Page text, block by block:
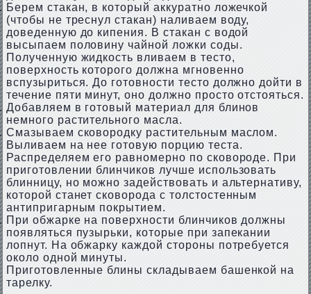
Берем стакан, в который аккуратно ложечкой
(чтобы не треснул стакан) наливаем воду,
доведенную до кипения. В стакан с водой
высыпаем половину чайной ложки соды.
Полученную жидкость вливаем в тесто,
поверхность которого должна мгновенно
вспузыриться. До готовности тесто должно дойти в
течение пяти минут, оно должно просто отстояться.
Добавляем в готовый материал для блинов
немного растительного масла.
Смазываем сковородку растительным маслом.
Выливаем на нее готовую порцию теста.
Распределяем его равномерно по сковороде. При
приготовлении блинчиков лучше использовать
блинницу, но можно задействовать и альтернативу,
которой станет сковорода с толстостенным
антипригарным покрытием.
При обжарке на поверхности блинчиков должны
появляться пузырьки, которые при запекании
лопнут. На обжарку каждой стороны потребуется
около одной минуты.
Приготовленные блины складываем башенкой на
тарелку.